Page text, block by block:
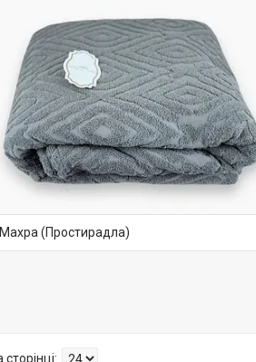
Махра (Простирадла)